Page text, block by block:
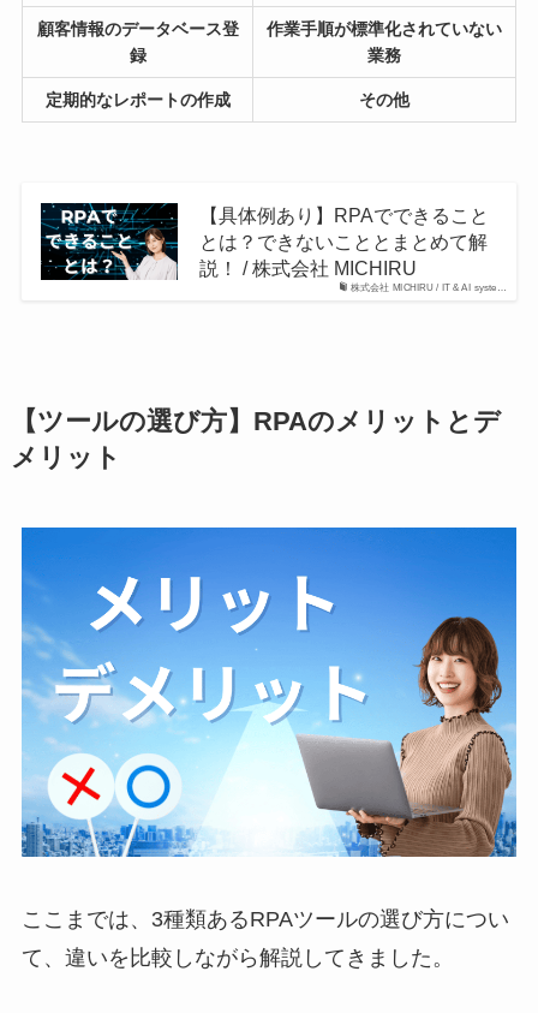
顧客情報のデータベース登
録
作業手順が標準化されていない
業務
定期的なレポートの作成 その他
株式会社 MICHIRU / IT & AI syste…
【具体例あり】RPAでできること
とは？できないこととまとめて解
説！ / 株式会社 MICHIRU
【ツールの選び方】RPAのメリットとデ
メリット
ここまでは、3種類あるRPAツールの選び方につい
て、違いを比較しながら解説してきました。